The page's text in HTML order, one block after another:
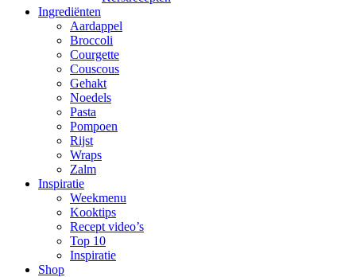
Ingrediënten
Aardappel
Broccoli
Courgette
Couscous
Gehakt
Noedels
Pasta
Pompoen
Rijst
Wraps
Zalm
Inspiratie
Weekmenu
Kooktips
Recept video’s
Top 10
Inspiratie
Shop